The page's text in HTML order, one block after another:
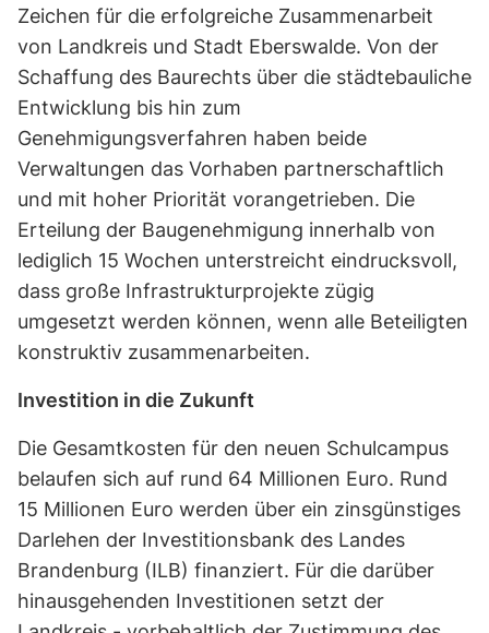
Zeichen für die erfolgreiche Zusammenarbeit
von Landkreis und Stadt Eberswalde. Von der
Schaffung des Baurechts über die städtebauliche
Entwicklung bis hin zum
Genehmigungsverfahren haben beide
Verwaltungen das Vorhaben partnerschaftlich
und mit hoher Priorität vorangetrieben. Die
Erteilung der Baugenehmigung innerhalb von
lediglich 15 Wochen unterstreicht eindrucksvoll,
dass große Infrastrukturprojekte zügig
umgesetzt werden können, wenn alle Beteiligten
konstruktiv zusammenarbeiten.
Investition in die Zukunft
Die Gesamtkosten für den neuen Schulcampus
belaufen sich auf rund 64 Millionen Euro. Rund
15 Millionen Euro werden über ein zinsgünstiges
Darlehen der Investitionsbank des Landes
Brandenburg (ILB) finanziert. Für die darüber
hinausgehenden Investitionen setzt der